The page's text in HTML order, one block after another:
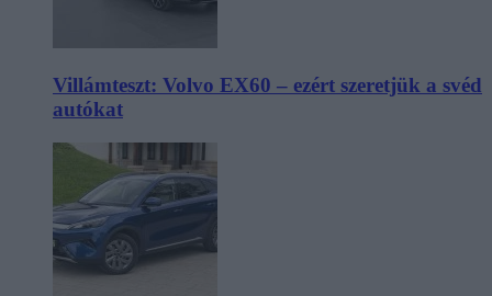
Villámteszt: Volvo EX60 – ezért szeretjük a svéd
autókat